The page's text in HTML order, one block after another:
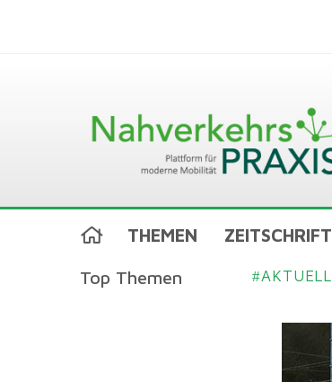
THEMEN ZEITSCHRIFT
Top Themen #